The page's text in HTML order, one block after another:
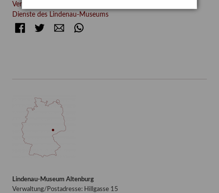
Verschenkt, verkauft, vergessen? – Kunstdetektivinnen im
Dienste des Lindenau-Museums
FacebookTwitter E-mail
Lindenau-Museum Altenburg
Verwaltung/Postadresse: Hillgasse 15